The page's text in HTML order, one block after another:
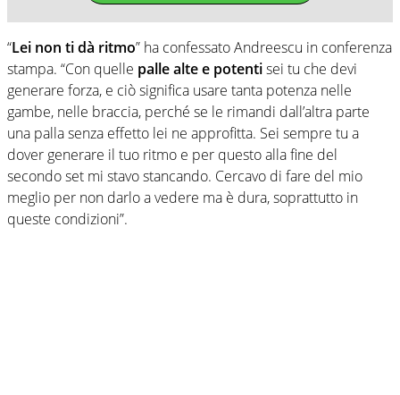
“Lei non ti dà ritmo” ha confessato Andreescu in conferenza
stampa. “Con quelle palle alte e potentisei tu che devi
generare forza, e ciò significa usare tanta potenza nelle
gambe, nelle braccia, perché se le rimandi dall’altra parte
una palla senza effetto lei ne approfitta. Sei sempre tu a
dover generare il tuo ritmo e per questo alla fine del
secondo set mi stavo stancando. Cercavo di fare del mio
meglio per non darlo a vedere ma è dura, soprattutto in
queste condizioni”.